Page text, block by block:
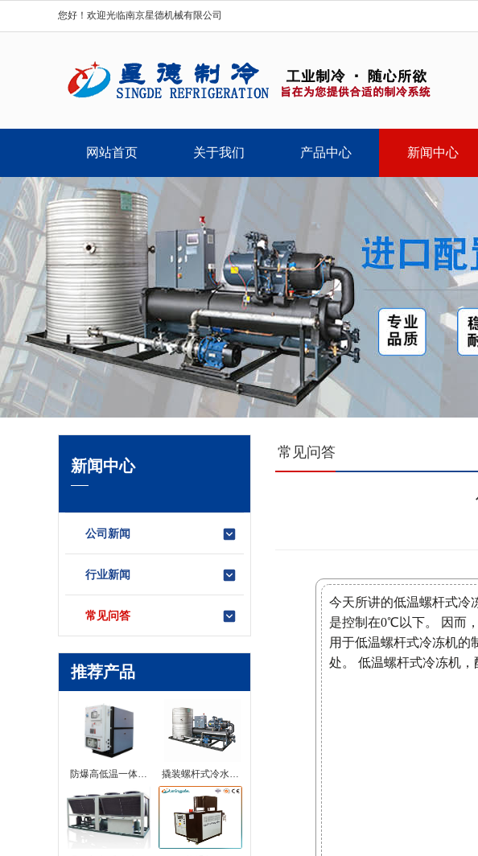
您好！欢迎光临南京星德机械有限公司
网站首页 关于我们 产品中心 新闻中心
新闻中心
公司新闻
行业新闻
常见问答
推荐产品
防爆高低温一体… 撬装螺杆式冷水…
常见问答
今天所讲的低温螺杆式冷
是控制在0℃以下。 因而
用于低温螺杆式冷冻机的
处。 低温螺杆式冷冻机，